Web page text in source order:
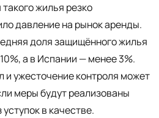
жилья резко
давление на рынок аренды.
доля защищённого жилья
а в Испании — менее 3%.
и ужесточение контроля может
меры будут реализованы
в качестве.